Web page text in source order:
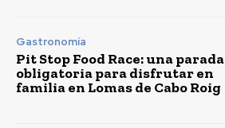
Gastronomía
Pit Stop Food Race: una parada
obligatoria para disfrutar en
familia en Lomas de Cabo Roig